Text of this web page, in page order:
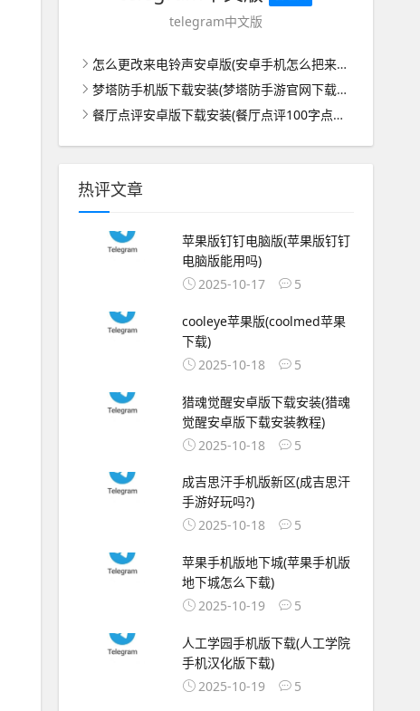
telegram中文版
怎么更改来电铃声安卓版(安卓手机怎么把来电铃声!改到最大)
梦塔防手机版下载安装(梦塔防手游官网下载地址)
餐厅点评安卓版下载安装(餐厅点评100字点评模板)
热评文章
苹果版钉钉电脑版(苹果版钉钉
电脑版能用吗)
2025-10-17
5
cooleye苹果版(coolmed苹果
下载)
2025-10-18
5
猎魂觉醒安卓版下载安装(猎魂
觉醒安卓版下载安装教程)
2025-10-18
5
成吉思汗手机版新区(成吉思汗
手游好玩吗?)
2025-10-18
5
苹果手机版地下城(苹果手机版
地下城怎么下载)
2025-10-19
5
人工学园手机版下载(人工学院
手机汉化版下载)
2025-10-19
5